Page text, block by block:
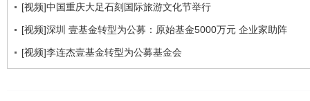
[视频]中国重庆大足石刻国际旅游文化节举行
[视频]深圳 壹基金转型为公募：原始基金5000万元 企业家助阵
[视频]李连杰壹基金转型为公募基金会